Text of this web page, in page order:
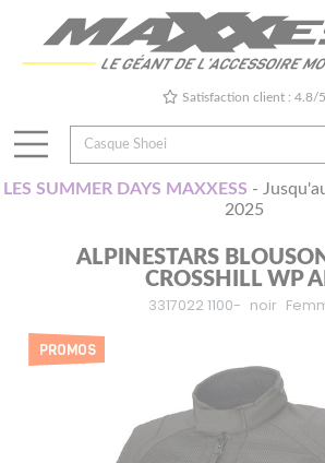
Satisfaction client : 4.8/5
LES SUMMER DAYS MAXXESS -
2025
ALPINESTARS
CROSSHILL WP
3317022 1100- noir
PROMOS